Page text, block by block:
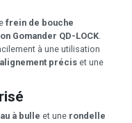
frein de bouche
Gomander QD-LOCK.
à une utilisation
alignement précis et une
à bulle et une rondelle